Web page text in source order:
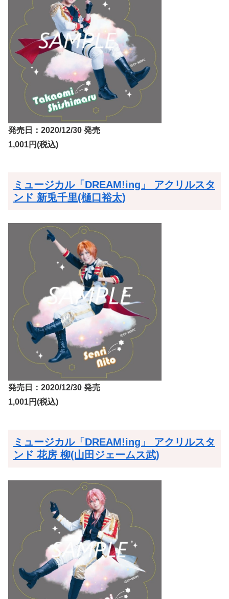
発売日：2020/12/30 発売
1,001円(税込)
ミュージカル「DREAM!ing」 アクリルスタ
ンド 新兎千里(樋口裕太)
発売日：2020/12/30 発売
1,001円(税込)
ミュージカル「DREAM!ing」 アクリルスタ
ンド 花房 柳(山田ジェームス武)